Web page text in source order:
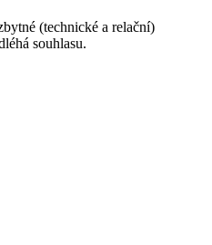
(technické a relační)
souhlasu.